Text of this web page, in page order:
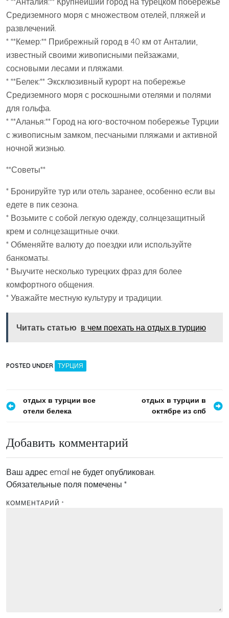
Средиземного моря с множеством отелей, пляжей и
развлечений.
* **Кемер:** Прибрежный город в 40 км от Анталии,
известный своими живописными пейзажами,
сосновыми лесами и пляжами.
* **Белек:** Эксклюзивный курорт на побережье
Средиземного моря с роскошными отелями и полями
для гольфа.
* **Аланья:** Город на юго-восточном побережье Турции
с живописным замком, песчаными пляжами и активной
ночной жизнью.
**Советы**
* Бронируйте тур или отель заранее, особенно если вы
едете в пик сезона.
* Возьмите с собой легкую одежду, солнцезащитный
крем и солнцезащитные очки.
* Обменяйте валюту до поездки или используйте
банкоматы.
* Выучите несколько турецких фраз для более
комфортного общения.
* Уважайте местную культуру и традиции.
Читать статью в чем поехать на отдых в турцию
POSTED UNDER ТУРЦИЯ
Навигация
отдых в турции все
отели белека
отдых в турции в
октябре из спб
Добавить комментарий
Ваш адрес email не будет опубликован.
Обязательные поля помечены *
КОММЕНТАРИЙ *